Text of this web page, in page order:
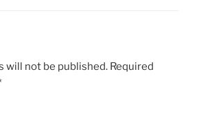
will not be published. Required